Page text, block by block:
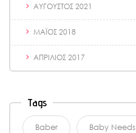
ΑΎΓΟΥΣΤΟΣ 2021
ΜΆΙΟΣ 2018
ΑΠΡΊΛΙΟΣ 2017
Tags
Baber Baby Needs